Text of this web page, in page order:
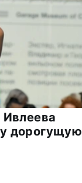
дорогущую